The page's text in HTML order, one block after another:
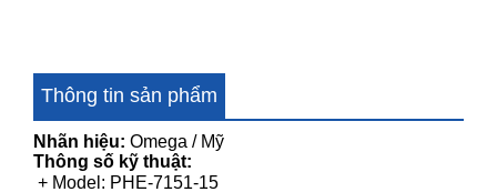
Thông tin sản phẩm
Nhãn hiệu: Omega / Mỹ
Thông số kỹ thuật:
+ Model: PHE-7151-15